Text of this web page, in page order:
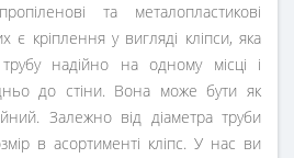
та металопластикові
є кріплення у вигляді кліпси, яка
надійно на одному місці і
до стіни. Вона може бути як
Залежно від діаметра труби
в асортименті кліпс. У нас ви